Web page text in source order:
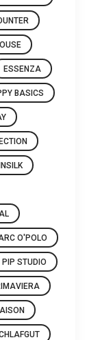
ESSENZA
BASICS
O'POLO
PIP STUDIO